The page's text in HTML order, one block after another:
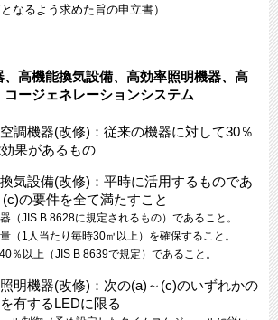
なるよう求めた旨の申立書）
高機能換気設備、高効率照明機器、高
ージェネレーションシステム
空調機器(改修)：従来の機器に対して30％
果があるもの
換気設備(改修)：平時に活用するものであ
の要件を全て満たすこと
JIS B 8628に規定されるもの）であること。
1人当たり毎時30㎥以上）を確保すること。
以上（JIS B 8639で規定）であること。
照明機器(改修)：次の(a)～(c)のいずれかの
有するLEDに限る